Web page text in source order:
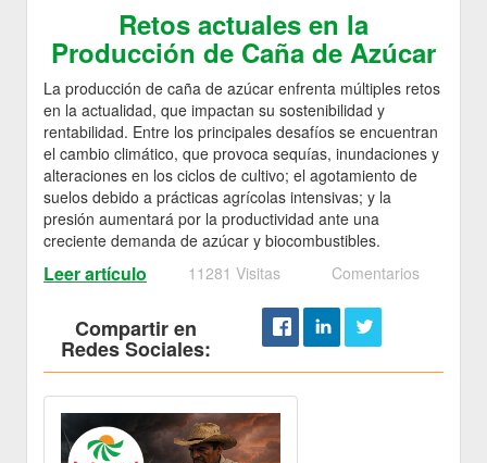
Retos actuales en la
Producción de Caña de Azúcar
La producción de caña de azúcar enfrenta múltiples retos
en la actualidad, que impactan su sostenibilidad y
rentabilidad. Entre los principales desafíos se encuentran
el cambio climático, que provoca sequías, inundaciones y
alteraciones en los ciclos de cultivo; el agotamiento de
suelos debido a prácticas agrícolas intensivas; y la
presión aumentará por la productividad ante una
creciente demanda de azúcar y biocombustibles.
Leer artículo 11281 Visitas Comentarios
Compartir en
Redes Sociales: